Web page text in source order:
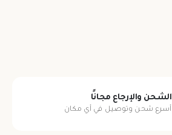
الشحن والإرجاع مجانًا
أسرع شحن وتوصيل في أي مكان